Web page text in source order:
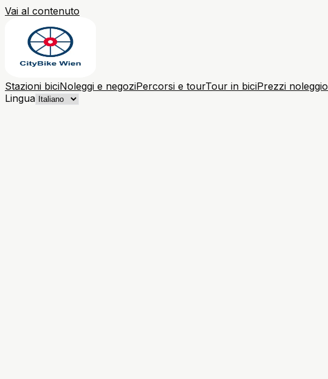
Vai al contenuto
Stazioni biciNoleggi e negoziPercorsi e tourTour in biciPrezzi noleggio
Lingua